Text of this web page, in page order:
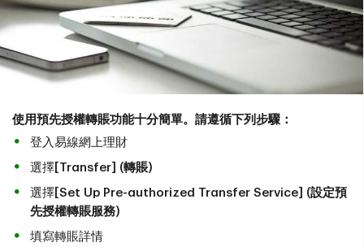
使用預先授權轉賬功能十分簡單。請遵循下列步驟：
登入易線網上理財
選擇 [Transfer] (轉賬)
選擇 [Set Up Pre-authorized Transfer Service] (設定預
先授權轉賬服務)
填寫轉賬詳情